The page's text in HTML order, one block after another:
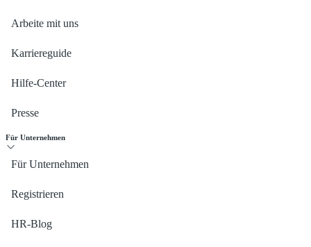
Arbeite mit uns
Karriereguide
Hilfe-Center
Presse
Für Unternehmen
Für Unternehmen
Registrieren
HR-Blog